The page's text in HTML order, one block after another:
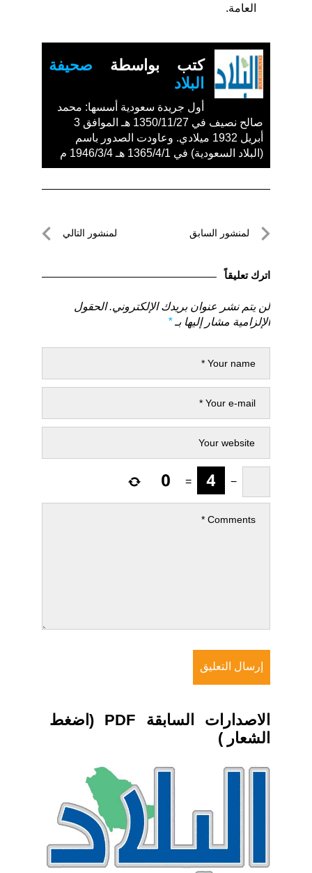
العامة.
كتب بواسطة صحيفة
البلاد
أول جريدة سعودية أسسها: محمد
صالح نصيف في 1350/11/27 هـ الموافق 3
أبريل 1932 ميلادي. وعاودت الصدور باسم
(البلاد السعودية) في 1365/4/1 هـ 1946/3/4 م
تصفّحلمنشور السابق
السابق
لمنشور التالي
اترك تعليقاً
لن يتم نشر عنوان بريدك الإلكتروني. الحقول
الإلزامية مشار إليها بـ*
−
=
الاصدارات السابقة PDF (اضغط
الشعار )